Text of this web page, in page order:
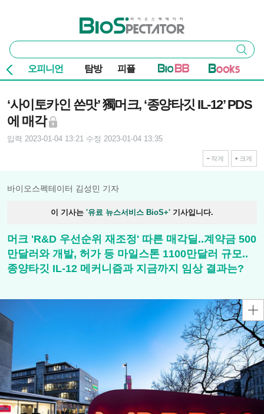
바이오스펙테이터
통
합
검
색
검색
오피니언 탐방 피플
‘사이토카인 쓴맛’ 獨머크, ‘종양타깃 IL-12’ PDS
에 매각
입력 2023-01-04 13:21 수정 2023-01-04 13:35
작게 크게
바이오스펙테이터 김성민 기자
이 기사는 '유료 뉴스서비스 BioS+' 기사입니다.
머크 'R&D 우선순위 재조정' 따른 매각딜..계약금 500
만달러와 개발, 허가 등 마일스톤 1100만달러 규모..
종양타깃 IL-12 메커니즘과 지금까지 임상 결과는?